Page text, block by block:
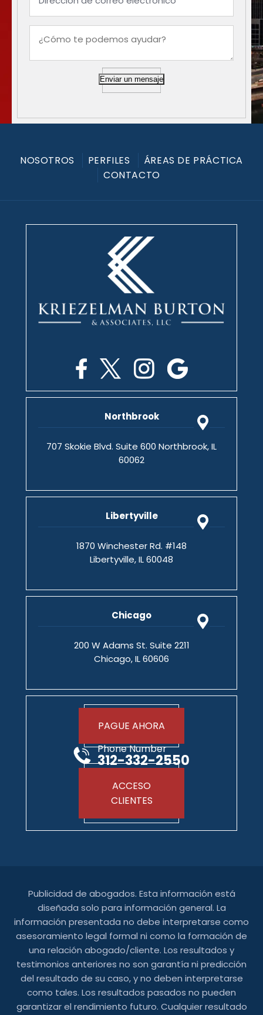
Enviar un mensaje
NOSOTROS PERFILES
ÁREAS DE PRÁCTICA
CONTACTO
Northbrook
707 Skokie Blvd. Suite 600 Northbrook, IL
60062
Libertyville
1870 Winchester Rd. #148
Libertyville, IL 60048
Chicago
200 W Adams St. Suite 2211
Chicago, IL 60606
PAGUE AHORA
Phone Number
312-332-2550
ACCESO
CLIENTES
Publicidad de abogados. Esta información está
diseñada solo para información general. La
información presentada no debe interpretarse como
asesoramiento legal formal ni como la formación de
una relación abogado/cliente. Los resultados y
testimonios anteriores no son garantía ni predicción
del resultado de su caso, y no deben interpretarse
como tales. Los resultados pasados ​​no pueden
garantizar el rendimiento futuro. Cualquier resultado